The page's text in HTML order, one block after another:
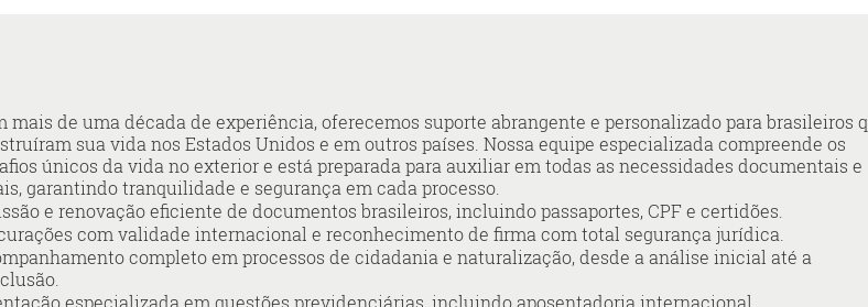
mais de uma década de experiência, oferecemos suporte abrangente e personalizado para brasileiros
sua vida nos Estados Unidos e em outros países. Nossa equipe especializada compreende os
únicos da vida no exterior e está preparada para auxiliar em todas as necessidades documentais e
garantindo tranquilidade e segurança em cada processo.
e renovação eficiente de documentos brasileiros, incluindo passaportes, CPF e certidões.
com validade internacional e reconhecimento de firma com total segurança jurídica.
completo em processos de cidadania e naturalização, desde a análise inicial até a
especializada em questões previdenciárias, incluindo aposentadoria internacional.